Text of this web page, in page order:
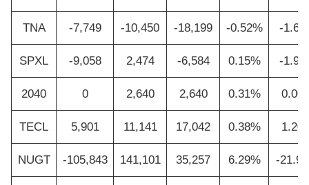
TNA -7,749 -10,450 -18,199 -0.52% -
SPXL -9,058 2,474 -6,584 0.15% -
2040 0 2,640 2,640 0.31%
TECL 5,901 11,141 17,042 0.38%
NUGT -105,843 141,101 35,257 6.29% -